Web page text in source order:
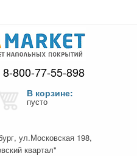
8-800-77-55-898
В корзине:
пусто
ул.Московская 198,
квартал"